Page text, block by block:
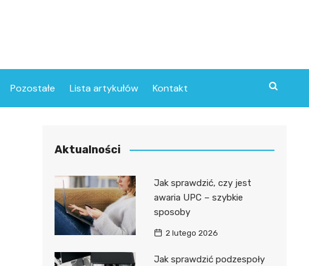
Pozostałe Lista artykułów Kontakt
Aktualności
Jak sprawdzić, czy jest
awaria UPC – szybkie
sposoby
2 lutego 2026
Jak sprawdzić podzespoły